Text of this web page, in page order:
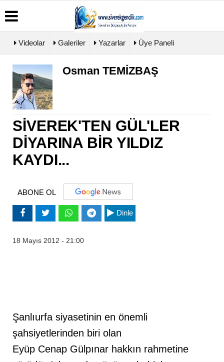
Üye
Paneli
Haber
Arşivi
Günün
Haberleri
Foto
Galeri
Gizlilik
İlkeleri
Videolar Galeriler Yazarlar Üye Paneli
Osman TEMİZBAŞ
SİVEREK'TEN GÜL'LER
DİYARINA BİR YILDIZ
KAYDI...
ABONE OL
Dinle
18 Mayıs 2012 - 21:00
Şanlıurfa siyasetinin en önemli
şahsiyetlerinden biri olan
Eyüp Cenap Gülpınar hakkın rahmetine